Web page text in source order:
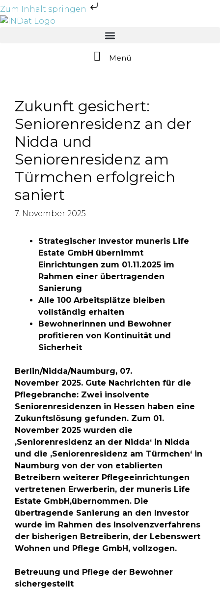
Zum Inhalt springen
Menü
Zukunft gesichert:
Seniorenresidenz an der
Nidda und
Seniorenresidenz am
Türmchen erfolgreich
saniert
7. November 2025
Strategischer Investor muneris Life
Estate GmbH übernimmt
Einrichtungen zum 01.11.2025 im
Rahmen einer übertragenden
Sanierung
Alle 100 Arbeitsplätze bleiben
vollständig erhalten
Bewohnerinnen und Bewohner
profitieren von Kontinuität und
Sicherheit
Berlin/Nidda/Naumburg, 07.
November 2025. Gute Nachrichten für die
Pflegebranche: Zwei insolvente
Seniorenresidenzen in Hessen haben eine
Zukunftslösung gefunden. Zum 01.
November 2025 wurden die
‚Seniorenresidenz an der Nidda‘ in Nidda
und die ‚Seniorenresidenz am Türmchen‘ in
Naumburg von der von etablierten
Betreibern weiterer Pflegeeinrichtungen
vertretenen Erwerberin, der muneris Life
Estate GmbH,übernommen. Die
übertragende Sanierung an den Investor
wurde im Rahmen des Insolvenzverfahrens
der bisherigen Betreiberin, der Lebenswert
Wohnen und Pflege GmbH, vollzogen.
Betreuung und Pflege der Bewohner
sichergestellt